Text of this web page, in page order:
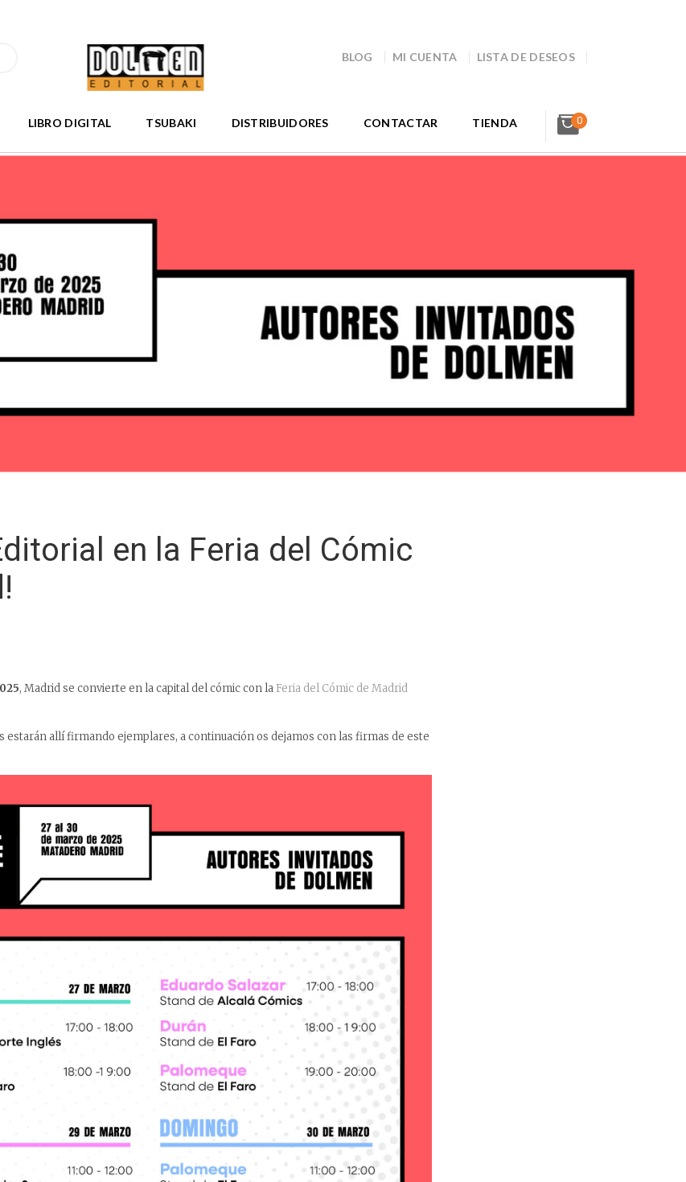
BLOG MI CUENTA LISTA DE DESEOS
LIBRO DIGITAL TSUBAKI DISTRIBUIDORES CONTACTAR TIENDA 0
en la Feria del Cómic
, Madrid se convierte en la capital del cómic con la Feria del Cómic de Madrid
estarán allí firmando ejemplares, a continuación os dejamos con las firmas de este